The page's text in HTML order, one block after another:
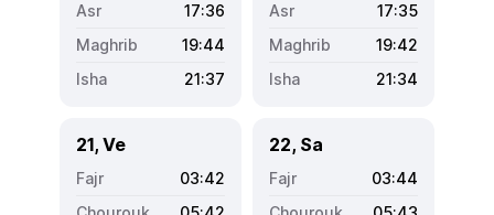
17:36
19:44
21:37
17:35
19:42
21:34
21, Ve
03:42
22, Sa
03:44